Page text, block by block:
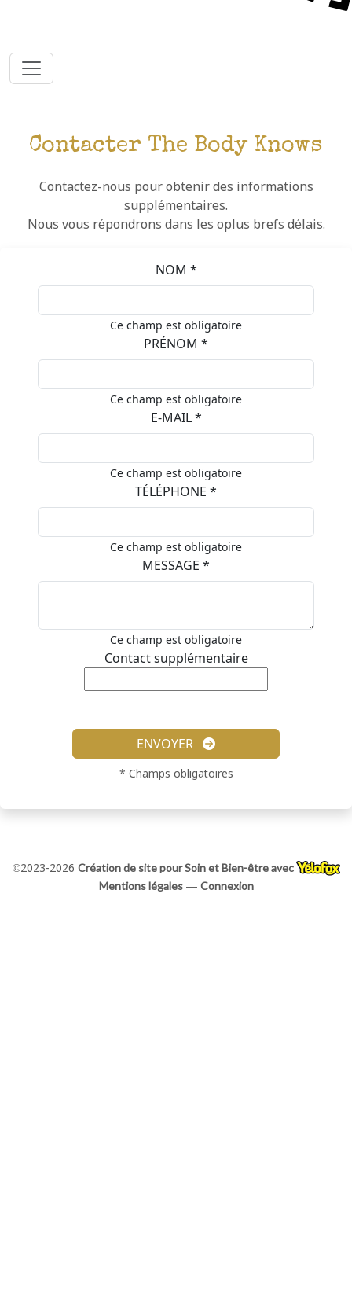
Contacter The Body Knows
Contactez-nous pour obtenir des informations
supplémentaires.
Nous vous répondrons dans les oplus brefs délais.
NOM *
Ce champ est obligatoire
PRÉNOM *
Ce champ est obligatoire
E-MAIL *
Ce champ est obligatoire
TÉLÉPHONE *
Ce champ est obligatoire
MESSAGE *
Ce champ est obligatoire
Contact supplémentaire
ENVOYER
* Champs obligatoires
©2023-2026 Création de site pour Soin et Bien-être avec
Mentions légales— Connexion